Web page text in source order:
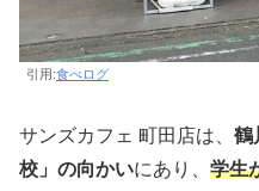
引用:食べログ
サンズカフェ 町田店は、 鶴
校」の向かいにあり、 学生